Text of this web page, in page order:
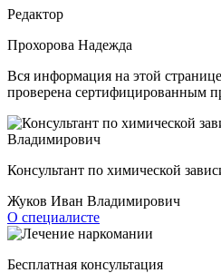
Редактор
Прохорова Надежда
Вся информация на этой
проверена сертифицированным
Консультант по химической
Жуков Иван Владимирович
О специалисте
Бесплатная консультация